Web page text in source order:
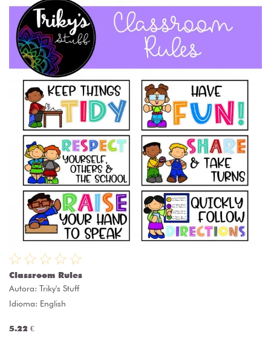
Classroom Rules
Autora: Triky's Stuff
Idioma: English
5.22 €